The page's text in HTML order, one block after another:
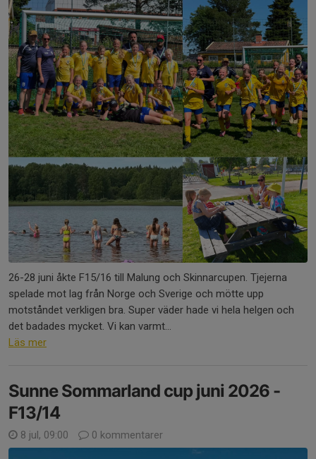
26-28 juni åkte F15/16 till Malung och Skinnarcupen. Tjejerna
spelade mot lag från Norge och Sverige och mötte upp
motståndet verkligen bra. Super väder hade vi hela helgen och
det badades mycket. Vi kan varmt...
Läs mer
Sunne Sommarland cup juni 2026 -
F13/14
8 jul, 09:00 0 kommentarer